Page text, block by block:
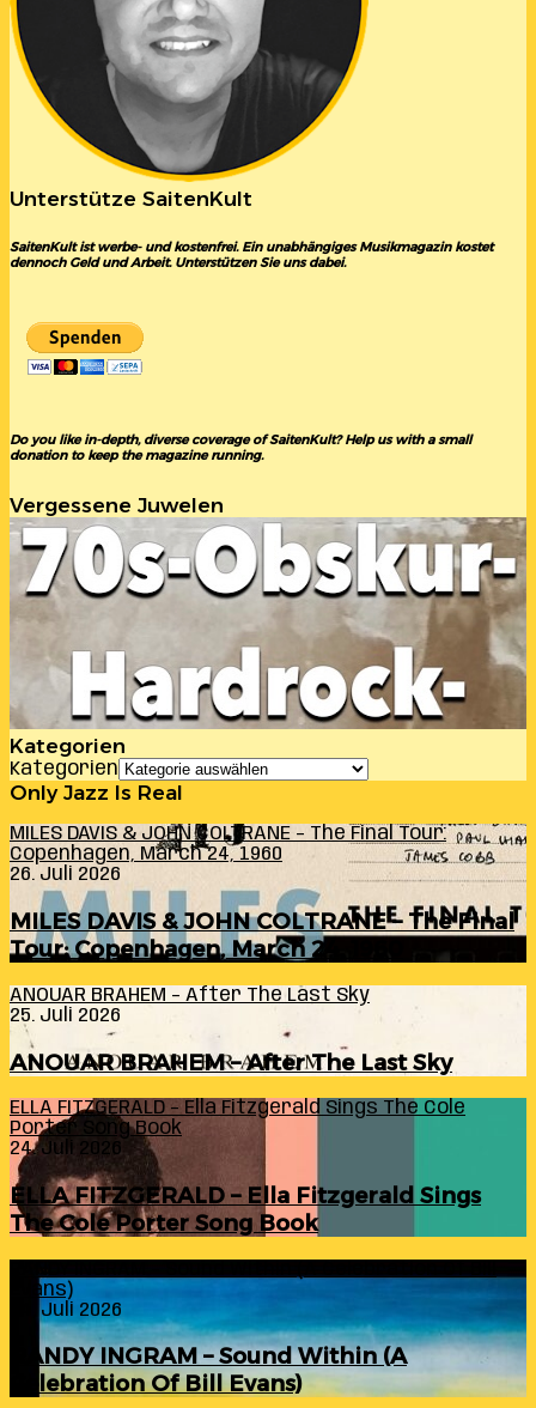
Unterstütze SaitenKult
SaitenKult ist werbe- und kostenfrei. Ein unabhängiges Musikmagazin kostet
dennoch Geld und Arbeit. Unterstützen Sie uns dabei.
Do you like in-depth, diverse coverage of SaitenKult? Help us with a small
donation to keep the magazine running.
Vergessene Juwelen
Kategorien
Kategorien
Only Jazz Is Real
MILES DAVIS & JOHN COLTRANE – The Final Tour:
Copenhagen, March 24, 1960
26. Juli 2026
MILES DAVIS & JOHN COLTRANE – The Final
Tour: Copenhagen, March 24, 1960
ANOUAR BRAHEM – After The Last Sky
25. Juli 2026
ANOUAR BRAHEM – After The Last Sky
ELLA FITZGERALD – Ella Fitzgerald Sings The Cole
Porter Song Book
24. Juli 2026
ELLA FITZGERALD – Ella Fitzgerald Sings
The Cole Porter Song Book
Evans)
24. Juli 2026
RANDY INGRAM – Sound Within (A
Celebration Of Bill Evans)